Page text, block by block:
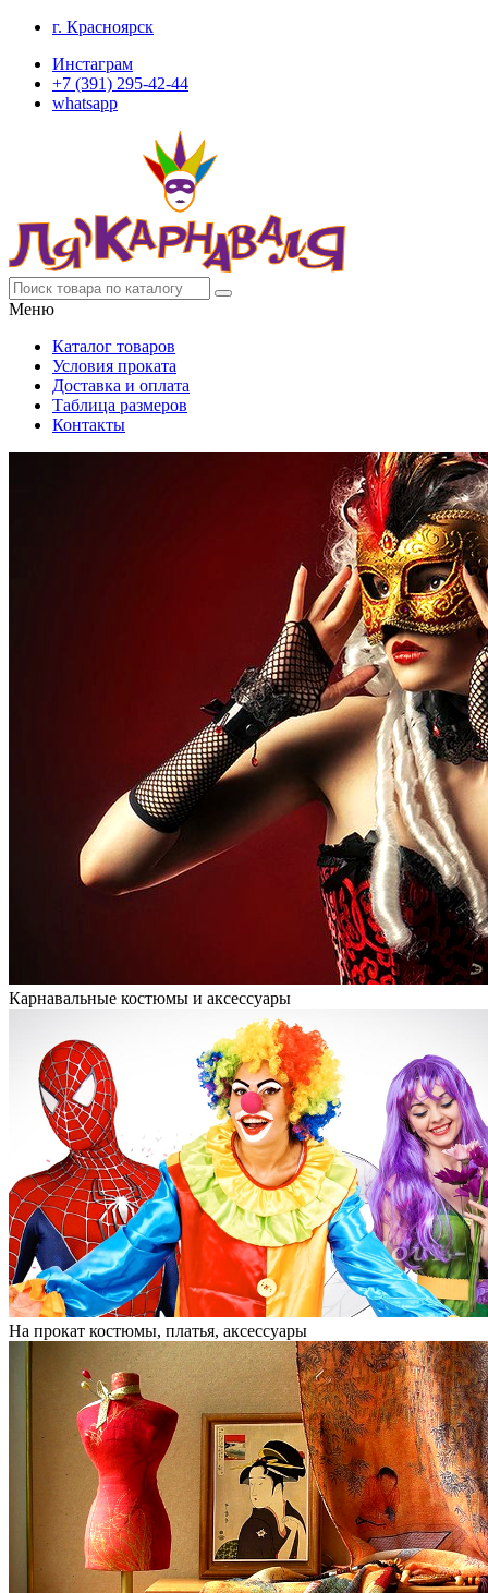
г. Красноярск
Инстаграм
+7 (391) 295-42-44
whatsapp
Меню
Каталог товаров
Условия проката
Доставка и оплата
Таблица размеров
Контакты
Карнавальные костюмы и аксессуары
На прокат костюмы, платья, аксессуары